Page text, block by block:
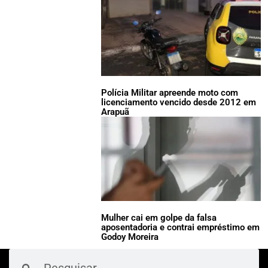
Polícia Militar apreende moto com
licenciamento vencido desde 2012 em
Arapuã
Mulher cai em golpe da falsa
aposentadoria e contrai empréstimo em
Godoy Moreira